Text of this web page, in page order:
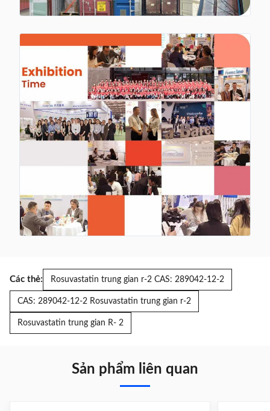
Các thẻ: Rosuvastatin trung gian r-2 CAS: 289042-12-2
CAS: 289042-12-2 Rosuvastatin trung gian r-2
Rosuvastatin trung gian R- 2
Sản phẩm liên quan